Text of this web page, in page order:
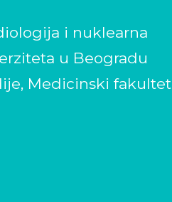
i nuklearna
u Beogradu
Medicinski fakultet